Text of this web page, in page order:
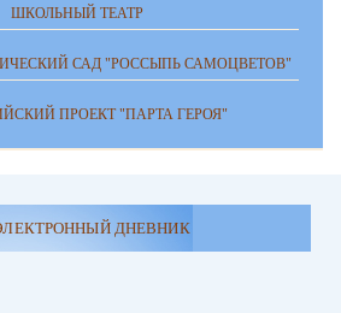
ШКОЛЬНЫЙ ТЕАТР
САД "РОССЫПЬ САМОЦВЕТОВ"
ПРОЕКТ "ПАРТА ГЕРОЯ"
ДНЕВНИК